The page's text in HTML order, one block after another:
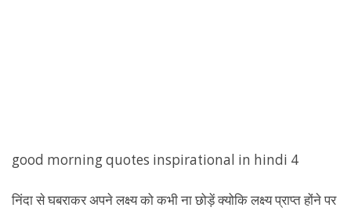
good morning quotes inspirational in hindi 4
निंदा से घबराकर अपने लक्ष्य को कभी ना छोड़ें क्योकि लक्ष्य प्राप्त होंने पर